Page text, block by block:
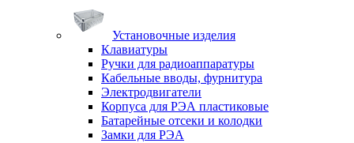
Установочные изделия
Клавиатуры
Ручки для радиоаппаратуры
Кабельные вводы, фурнитура
Электродвигатели
Корпуса для РЭА пластиковые
Батарейные отсеки и колодки
Замки для РЭА